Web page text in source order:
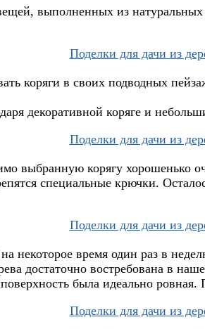
выполненных из
коряги в своих подводных
декоративной коряге и
выбранную корягу хорошенько
специальные крючки.
некоторое время один раз в
достаточно востребована в
была идеально